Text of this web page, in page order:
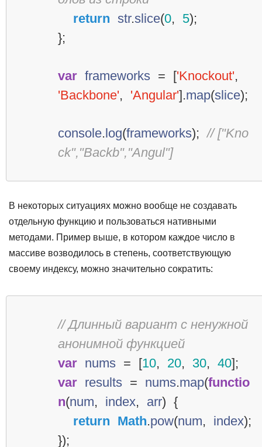
return str.slice(0, 5);
};
var frameworks = ['Knockout',
'Backbone', 'Angular'].map(slice);
console.log(frameworks); // ["Kno
ck","Backb","Angul"]
В некоторых ситуациях можно вообще не создавать
отдельную функцию и пользоваться нативными
методами. Пример выше, в котором каждое число в
массиве возводилось в степень, соответствующую
своему индексу, можно значительно сократить:
// Длинный вариант с ненужной
анонимной функцией
var nums = [10, 20, 30, 40];
var results = nums.map(functio
n(num, index, arr) {
return Math.pow(num, index);
});